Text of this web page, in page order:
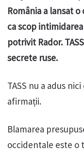
România a lansat
ca scop
potrivit Rador.
secrete ruse.
TASS nu a adus
afirmații.
Blamarea
occidentale este o